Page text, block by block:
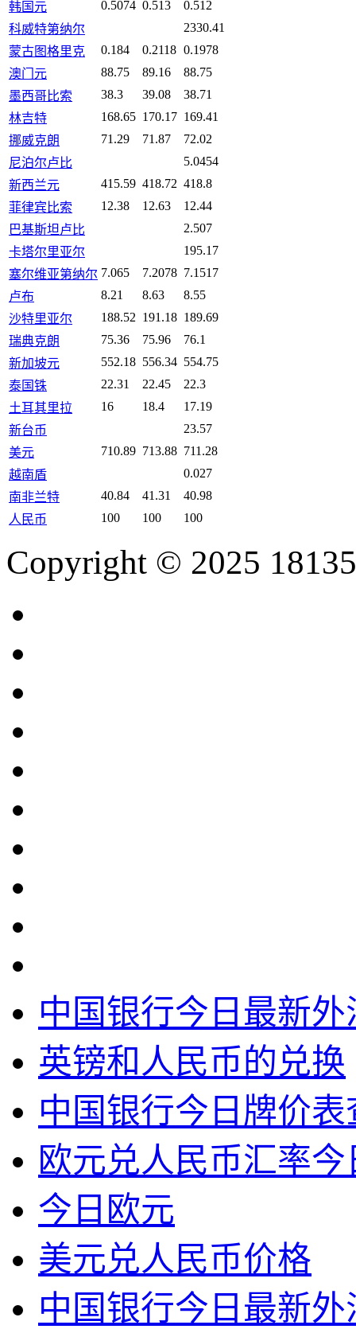
韩国元 0.5074 0.513
0.512
科威特第纳尔
2330.41
蒙古图格里克
0.184 0.2118 0.1978
澳门元
88.75 89.16
88.75
墨西哥比索
38.3 39.08
38.71
林吉特
168.65 170.17 169.41
挪威克朗
71.29 71.87
72.02
尼泊尔卢比
5.0454
新西兰元
415.59 418.72 418.8
菲律宾比索
12.38 12.63
12.44
巴基斯坦卢比
2.507
卡塔尔里亚尔
195.17
塞尔维亚第纳尔 7.065 7.2078 7.1517
卢布
8.21 8.63
8.55
沙特里亚尔
188.52 191.18 189.69
瑞典克朗
75.36 75.96
76.1
新加坡元
552.18 556.34 554.75
泰国铢
22.31 22.45
22.3
土耳其里拉
16 18.4
17.19
新台币
23.57
美元
710.89 713.88 711.28
越南盾
0.027
南非兰特
40.84 41.31
40.98
人民币
100 100 100
Copyright © 2025
中国银行今日最新
英镑和人民币的兑换
中国银行今日牌价表
欧元兑人民币汇率今
今日欧元
美元兑人民币价格
中国银行今日最新